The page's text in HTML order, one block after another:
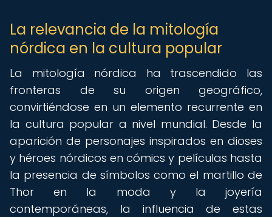
La relevancia de la mitología
nórdica en la cultura popular
La mitología nórdica ha trascendido las
fronteras de su origen geográfico,
convirtiéndose en un elemento recurrente en
la cultura popular a nivel mundial. Desde la
aparición de personajes inspirados en dioses
y héroes nórdicos en cómics y películas hasta
la presencia de símbolos como el martillo de
Thor en la moda y la joyería
contemporáneas, la influencia de estas